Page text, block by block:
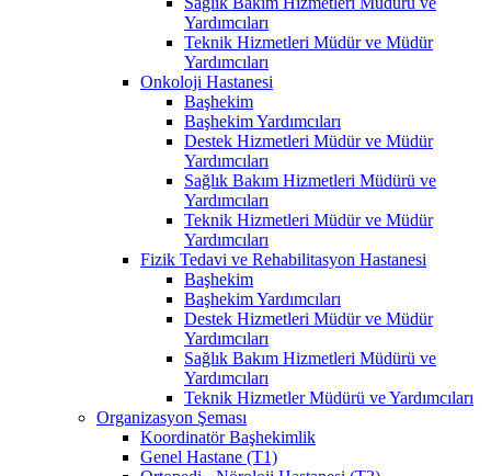
Yardımcıları
Teknik Hizmetleri Müdür ve Müdür
Yardımcıları
Onkoloji Hastanesi
Başhekim
Başhekim Yardımcıları
Destek Hizmetleri Müdür ve Müdür
Yardımcıları
Sağlık Bakım Hizmetleri Müdürü ve
Yardımcıları
Teknik Hizmetleri Müdür ve Müdür
Yardımcıları
Fizik Tedavi ve Rehabilitasyon Hastanesi
Başhekim
Başhekim Yardımcıları
Destek Hizmetleri Müdür ve Müdür
Yardımcıları
Sağlık Bakım Hizmetleri Müdürü ve
Yardımcıları
Teknik Hizmetler Müdürü ve Yardımcıları
Organizasyon Şeması
Koordinatör Başhekimlik
Genel Hastane (T1)